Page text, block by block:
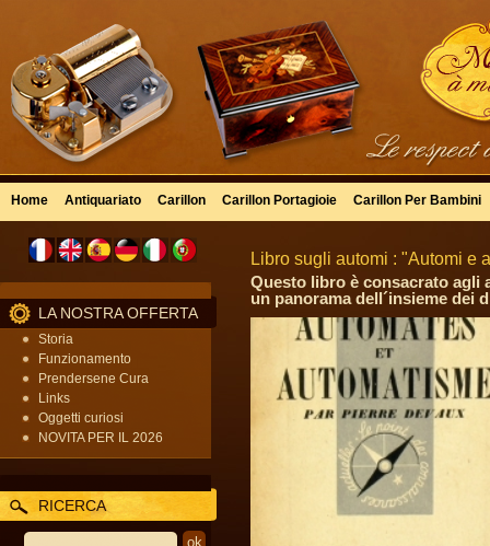
Home Antiquariato Carillon Carillon Portagioie Carillon Per Bambini
LA NOSTRA OFFERTA
Storia
Funzionamento
Prendersene Cura
Links
Oggetti curiosi
NOVITA PER IL 2026
RICERCA
Libro sugli automi : "Automi e
Questo libro è consacrato agli
un panorama dell´insieme dei